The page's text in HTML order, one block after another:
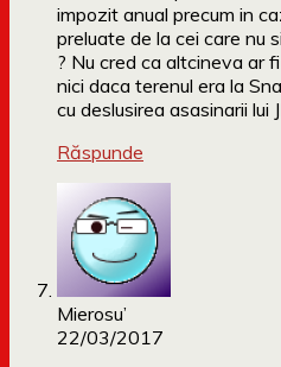
impozit anual precum in
preluate de la cei care nu
? Nu cred ca altcineva ar
nici daca terenul era la
cu deslusirea asasinarii lui
Răspunde
Mierosu’
22/03/2017